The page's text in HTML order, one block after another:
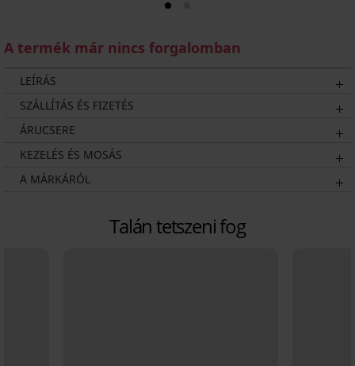
A termék már nincs forgalomban
LEÍRÁS
SZÁLLÍTÁS ÉS FIZETÉS
ÁRUCSERE
KEZELÉS ÉS MOSÁS
A MÁRKÁRÓL
Talán tetszeni fog